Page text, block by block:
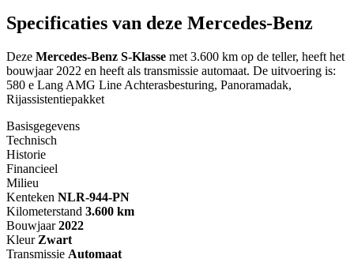
Specificaties van deze Mercedes-Benz
Deze Mercedes-Benz S-Klasse met 3.600 km op de teller, heeft het
bouwjaar 2022 en heeft als transmissie automaat. De uitvoering is:
580 e Lang AMG Line Achterasbesturing, Panoramadak,
Rijassistentiepakket
Basisgegevens
Technisch
Historie
Financieel
Milieu
Kenteken NLR-944-PN
Kilometerstand 3.600 km
Bouwjaar 2022
Kleur Zwart
Transmissie Automaat